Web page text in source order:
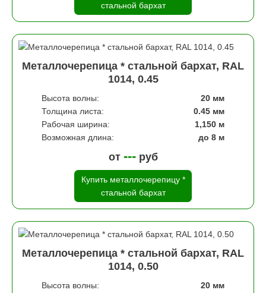
стальной бархат
Металлочерепица * стальной бархат, RAL
1014, 0.45
Высота волны:
20 мм
Толщина листа:
0.45 мм
Рабочая ширина:
1,150 м
Возможная длина:
до 8 м
от ---руб
Купить металлочерепицу *
стальной бархат
Металлочерепица * стальной бархат, RAL
1014, 0.50
Высота волны:
20 мм